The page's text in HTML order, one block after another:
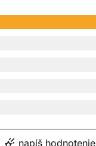
napíš hodnotenie